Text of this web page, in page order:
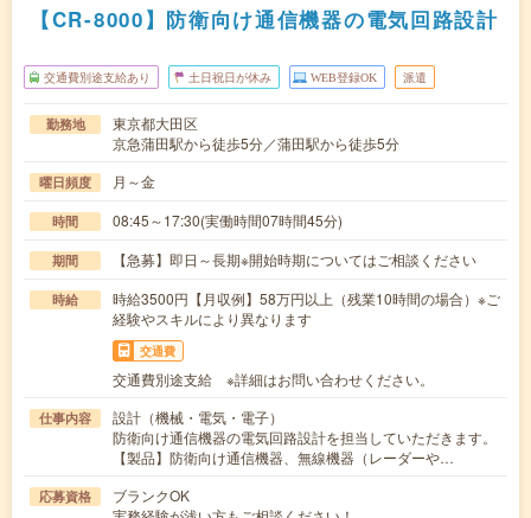
【CR-8000】防衛向け通信機器の電気回路設計
交通費別途支給あり 土日祝日が休み WEB登録OK 派遣
勤務地
東京都大田区
京急蒲田駅から徒歩5分／蒲田駅から徒歩5分
曜日頻度 月～金
時間 08:45～17:30(実働時間07時間45分)
期間 【急募】即日～長期※開始時期についてはご相談ください
時給
時給3500円【月収例】58万円以上（残業10時間の場合）※ご
経験やスキルにより異なります
交通費
交通費別途支給 ※詳細はお問い合わせください。
仕事内容
設計（機械・電気・電子）
防衛向け通信機器の電気回路設計を担当していただきます。
【製品】防衛向け通信機器、無線機器（レーダーや…
応募資格
ブランクOK